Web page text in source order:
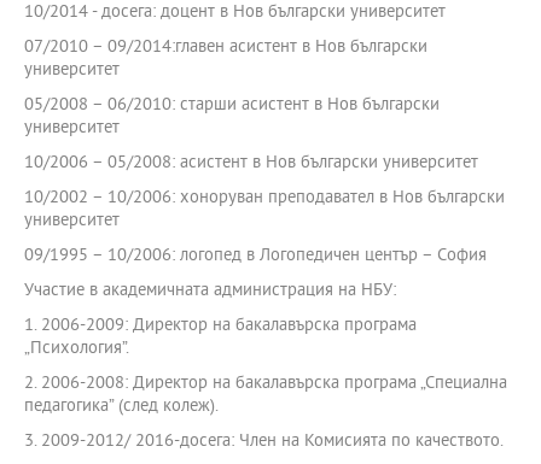
10/2014 - досега: доцент в Нов български университет
07/2010 – 09/2014:главен асистент в Нов български
университет
05/2008 – 06/2010: старши асистент в Нов български
университет
10/2006 – 05/2008: асистент в Нов български университет
10/2002 – 10/2006: хоноруван преподавател в Нов български
университет
09/1995 – 10/2006: логопед в Логопедичен център – София
Участие в академичната администрация на НБУ:
1. 2006-2009: Директор на бакалавърска програма
„Психология”.
2. 2006-2008: Директор на бакалавърска програма „Специална
педагогика” (след колеж).
3. 2009-2012/ 2016-досега: Член на Комисията по качеството.